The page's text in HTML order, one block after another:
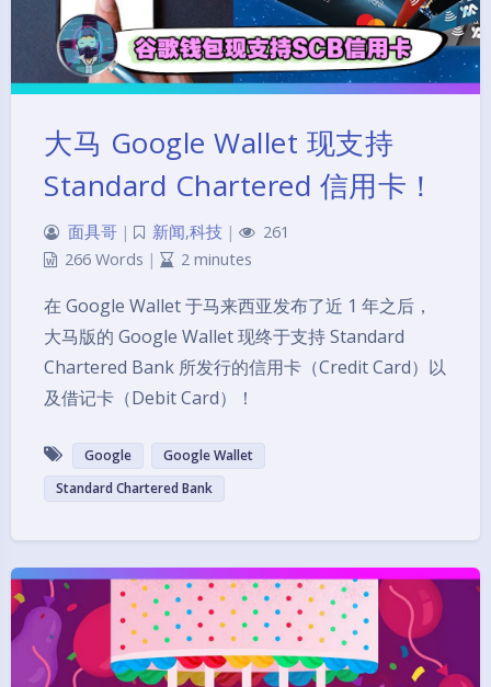
大马 Google Wallet 现支持
Standard Chartered 信用卡！
面具哥 | 新闻,科技 |
261
266 Words | 2 minutes
在 Google Wallet 于马来西亚发布了近 1 年之后，
大马版的 Google Wallet 现终于支持 Standard
Chartered Bank 所发行的信用卡（Credit Card）以
及借记卡（Debit Card）！
Google
Google Wallet
Standard Chartered Bank